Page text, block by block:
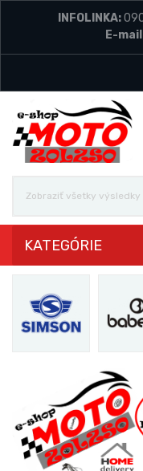
INFOLINKA:
E-
KATEGÓRIE